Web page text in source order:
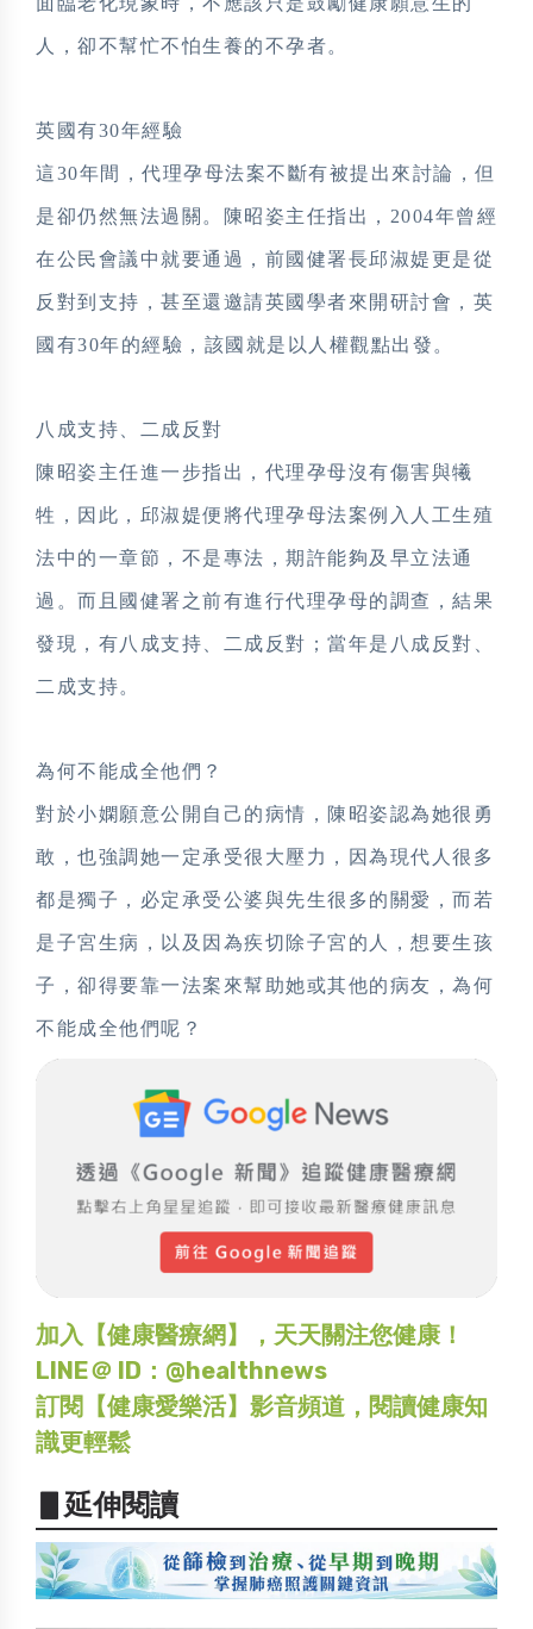
人，卻不幫忙不怕生養的不孕者。
英國有30年經驗
這30年間，代理孕母法案不斷有被提出來討論，但
是卻仍然無法過關。陳昭姿主任指出，2004年曾經
在公民會議中就要通過，前國健署長邱淑媞更是從
反對到支持，甚至還邀請英國學者來開研討會，英
國有30年的經驗，該國就是以人權觀點出發。
八成支持、二成反對
陳昭姿主任進一步指出，代理孕母沒有傷害與犧
牲，因此，邱淑媞便將代理孕母法案例入人工生殖
法中的一章節，不是專法，期許能夠及早立法通
過。而且國健署之前有進行代理孕母的調查，結果
發現，有八成支持、二成反對；當年是八成反對、
二成支持。
為何不能成全他們？
對於小嫻願意公開自己的病情，陳昭姿認為她很勇
敢，也強調她一定承受很大壓力，因為現代人很多
都是獨子，必定承受公婆與先生很多的關愛，而若
是子宮生病，以及因為疾切除子宮的人，想要生孩
子，卻得要靠一法案來幫助她或其他的病友，為何
不能成全他們呢？
加入【健康醫療網】，天天關注您健康！
LINE＠ ID：@healthnews
訂閱【健康愛樂活】影音頻道，閱讀健康知
識更輕鬆
▋延伸閱讀